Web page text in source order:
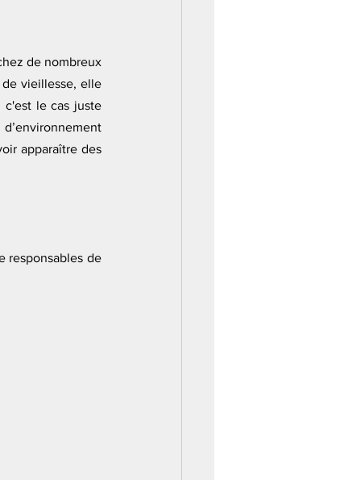
de nombreux
de vieillesse, elle
c'est le cas juste
apparaître des
responsables de